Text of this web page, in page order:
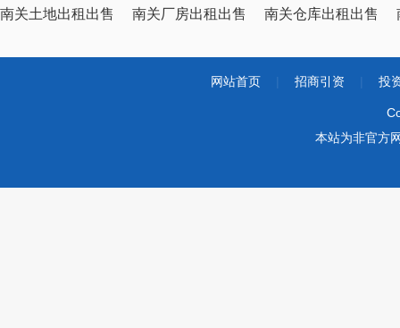
南关土地出租出售 南关厂房出租出售 南关仓库出租出售
网站首页 招商引资 投
本站为非官方